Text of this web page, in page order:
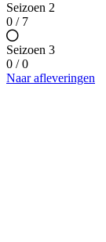
Seizoen 2
0 / 7
Seizoen 3
0 / 0
Naar afleveringen